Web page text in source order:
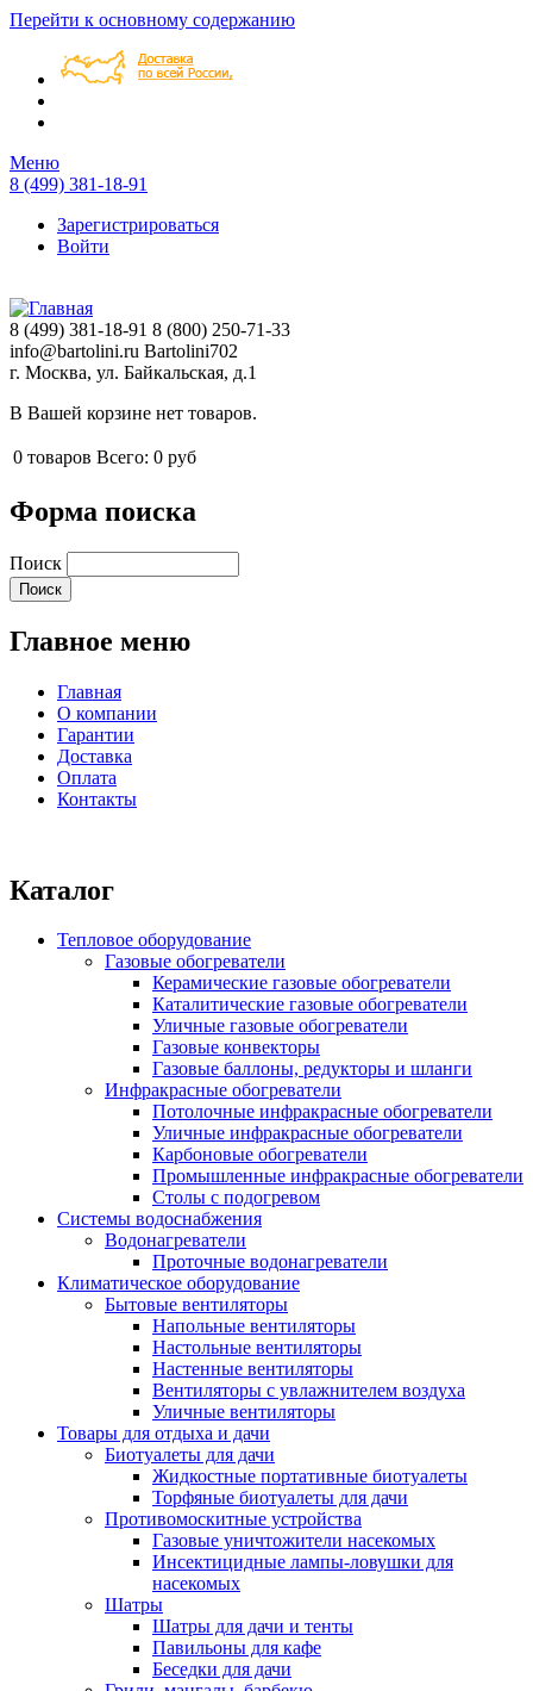
Перейти к основному содержанию
Меню
8 (499) 381-18-91
Зарегистрироваться
Войти
8 (499) 381-18-91 8 (800) 250-71-33
info@bartolini.ru Bartolini702
г. Москва, ул. Байкальская, д.1
В Вашей корзине нет товаров.
0 товаров Всего: 0 руб
Форма поиска
Поиск
Главное меню
Главная
О компании
Гарантии
Доставка
Оплата
Контакты
Каталог
Тепловое оборудование
Газовые обогреватели
Керамические газовые обогреватели
Каталитические газовые обогреватели
Уличные газовые обогреватели
Газовые конвекторы
Газовые баллоны, редукторы и шланги
Инфракрасные обогреватели
Потолочные инфракрасные обогреватели
Уличные инфракрасные обогреватели
Карбоновые обогреватели
Промышленные инфракрасные обогреватели
Столы с подогревом
Системы водоснабжения
Водонагреватели
Проточные водонагреватели
Климатическое оборудование
Бытовые вентиляторы
Напольные вентиляторы
Настольные вентиляторы
Настенные вентиляторы
Вентиляторы с увлажнителем воздуха
Уличные вентиляторы
Товары для отдыха и дачи
Биотуалеты для дачи
Жидкостные портативные биотуалеты
Торфяные биотуалеты для дачи
Противомоскитные устройства
Газовые уничтожители насекомых
Инсектицидные лампы-ловушки для
насекомых
Шатры
Шатры для дачи и тенты
Павильоны для кафе
Беседки для дачи